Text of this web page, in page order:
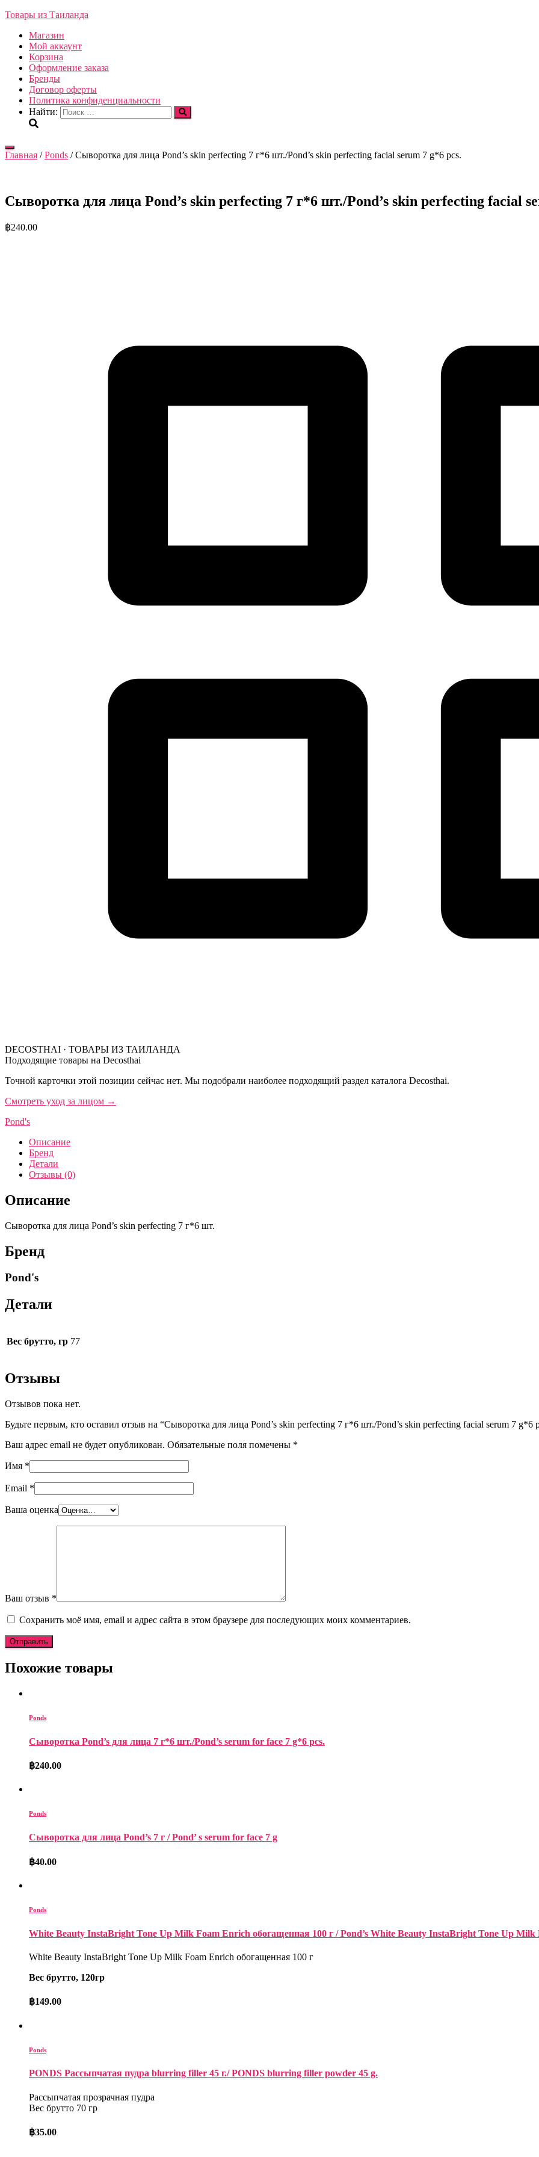
Товары из Таиланда
Магазин
Мой аккаунт
Корзина
Оформление заказа
Бренды
Договор оферты
Политика конфиденциальности
Найти:
Переключить
навигацию
Главная /Ponds / Сыворотка для лица Pond’s skin perfecting 7 г*6 шт./Pond’s skin perfecting facial serum 7 g*6 pcs.
Сыворотка для лица Pond’s skin perfecting 7 г*6 шт./Pond’s skin perfecting facial
฿240.00
DECOSTHAI · ТОВАРЫ ИЗ ТАИЛАНДА
Подходящие товары на Decosthai
Точной карточки этой позиции сейчас нет. Мы подобрали наиболее подходящий раздел каталога Decosthai.
Смотреть уход за лицом →
Pond's
Описание
Бренд
Детали
Отзывы (0)
Описание
Сыворотка для лица Pond’s skin perfecting 7 г*6 шт.
Бренд
Pond's
Детали
Вес брутто, гр 77
Отзывы
Отзывов пока нет.
Будьте первым, кто оставил отзыв на “Сыворотка для лица Pond’s skin perfecting 7 г*6 шт./Pond’s skin perfecting facial serum 7 g*6
Ваш адрес email не будет опубликован. Обязательные поля помечены *
Имя *
Email *
Ваша оценка
Ваш отзыв *
Сохранить моё имя, email и адрес сайта в этом браузере для последующих моих комментариев.
Похожие товары
Ponds
Сыворотка Pond’s для лица 7 г*6 шт./Pond’s serum for face 7 g*6 pcs.
฿240.00
Ponds
Сыворотка для лица Pond’s 7 г / Pond’ s serum for face 7 g
฿40.00
Ponds
White Beauty InstaBright Tone Up Milk Foam Enrich обогащенная 100 г / Pond’s White Beauty InstaBright Tone Up Milk
White Beauty InstaBright Tone Up Milk Foam Enrich обогащенная 100 г
Вес брутто, 120гр
฿149.00
Ponds
PONDS Рассыпчатая пудра blurring filler 45 г./ PONDS blurring filler powder 45 g.
Рассыпчатая прозрачная пудра
Вес брутто 70 гр
฿35.00